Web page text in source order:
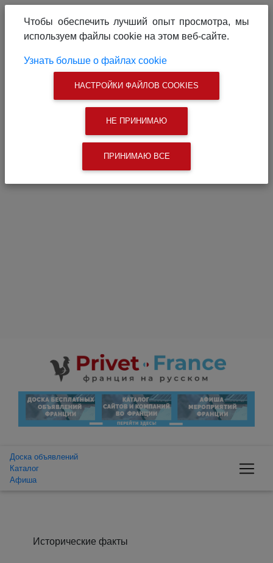
Связаться с нами
Поиск
Доска объявлений
Каталог
Афиша
Исторические факты
Чтобы обеспечить лучший опыт просмотра, мы
используем файлы cookie на этом веб-сайте.
Узнать больше о файлах cookie